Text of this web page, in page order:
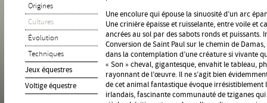
Origines
Cultures
Évolution
Techniques
Jeux équestres
Voltige équestre
Une encolure qui épouse la sinuosité d’un arc
Une crinière épaisse et ruisselante, entre voile et
ancrées au sol par des sabots ronds et puissants.
Conversion de Saint Paul sur le chemin de
dans la contemplation d’une créature si vivante
« Son » cheval, gigantesque, envahit le tableau,
rayonnant de l’œuvre. Il ne s’agit bien
de cet animal fantastique évoque irrésistiblement
irlandais, fascinante communauté de tziganes qui